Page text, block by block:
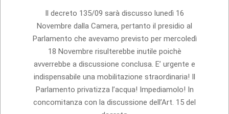
Il decreto 135/09 sarà discusso lunedì 16
Novembre dalla Camera, pertanto il presidio al
Parlamento che avevamo previsto per mercoledì
18 Novembre risulterebbe inutile poichè
avverrebbe a discussione conclusa. E’ urgente e
indispensabile una mobilitazione straordinaria! Il
Parlamento privatizza l’acqua! Impediamolo! In
concomitanza con la discussione dell’Art. 15 del